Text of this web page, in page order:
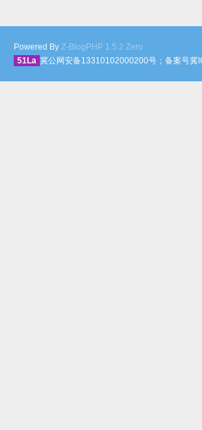
Powered By Z-BlogPHP 1.5.2 Zero
51La 冀公网安备13310102000200号；备案号